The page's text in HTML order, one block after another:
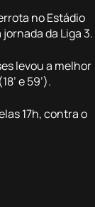
no Estádio
da Liga 3.
levou a melhor
e 59’).
17h, contra o